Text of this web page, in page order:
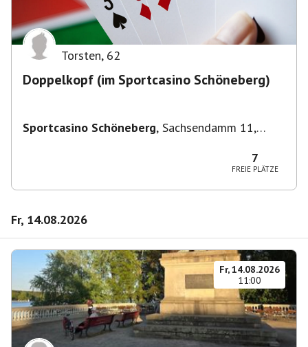
Torsten, 62
Doppelkopf (im Sportcasino Schöneberg)
Sportcasino Schöneberg, Sachsendamm 11,
7
FREIE PLÄTZE
Fr, 14.08.2026
Fr, 14.08.2026
11:00